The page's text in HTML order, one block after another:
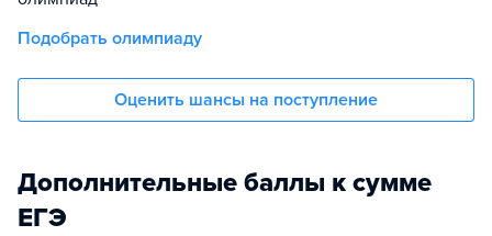
Подобрать олимпиаду
Оценить шансы на поступление
Дополнительные баллы к сумме
ЕГЭ